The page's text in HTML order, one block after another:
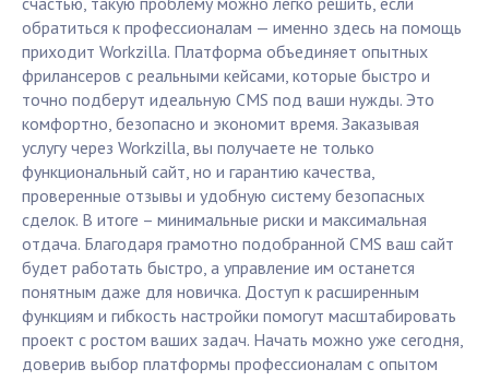
обратиться к профессионалам — именно здесь на помощь
приходит Workzilla. Платформа объединяет опытных
фрилансеров с реальными кейсами, которые быстро и
точно подберут идеальную CMS под ваши нужды. Это
комфортно, безопасно и экономит время. Заказывая
услугу через Workzilla, вы получаете не только
функциональный сайт, но и гарантию качества,
проверенные отзывы и удобную систему безопасных
сделок. В итоге – минимальные риски и максимальная
отдача. Благодаря грамотно подобранной CMS ваш сайт
будет работать быстро, а управление им останется
понятным даже для новичка. Доступ к расширенным
функциям и гибкость настройки помогут масштабировать
проект с ростом ваших задач. Начать можно уже сегодня,
доверив выбор платформы профессионалам с опытом